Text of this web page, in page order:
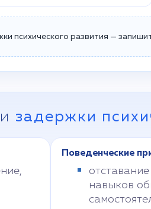
психического развития —
задержки
Поведенческие
навыков